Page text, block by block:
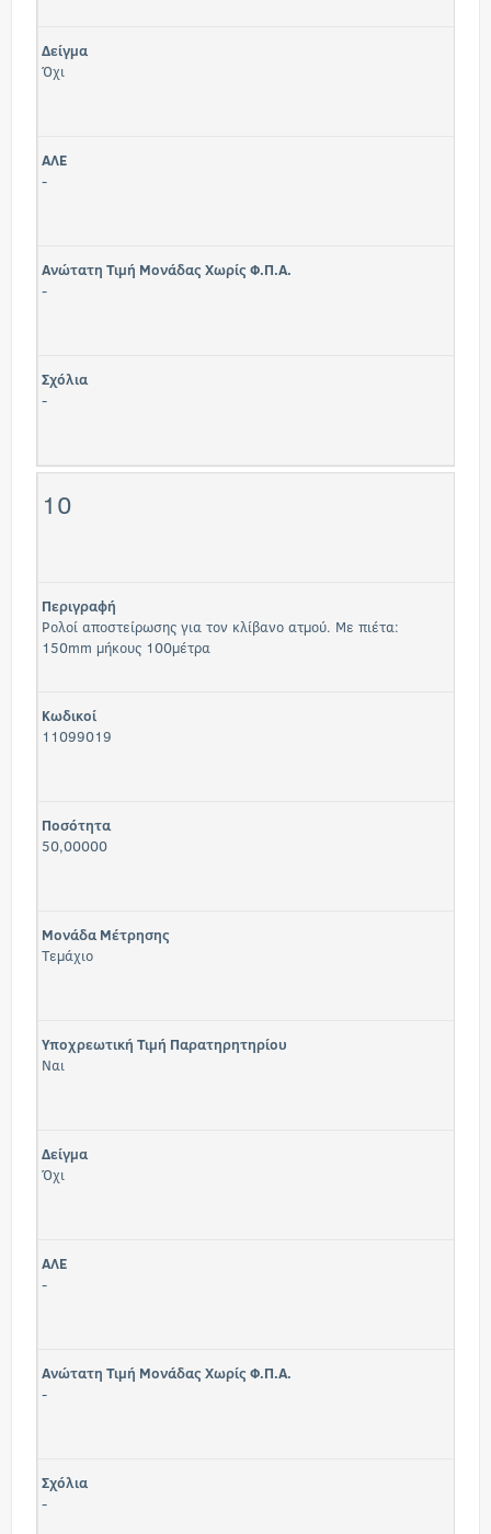
Δείγμα
Όχι
ΑΛΕ
-
Ανώτατη Τιμή Μονάδας Χωρίς Φ.Π.Α.
-
Σχόλια
-
10
Περιγραφή
Ρολοί αποστείρωσης για τον κλίβανο ατμού. Με πιέτα:
150mm μήκους 100μέτρα
Κωδικοί
11099019
Ποσότητα
50,00000
Μονάδα Μέτρησης
Τεμάχιο
Υποχρεωτική Τιμή Παρατηρητηρίου
Ναι
Δείγμα
Όχι
ΑΛΕ
-
Ανώτατη Τιμή Μονάδας Χωρίς Φ.Π.Α.
-
Σχόλια
-